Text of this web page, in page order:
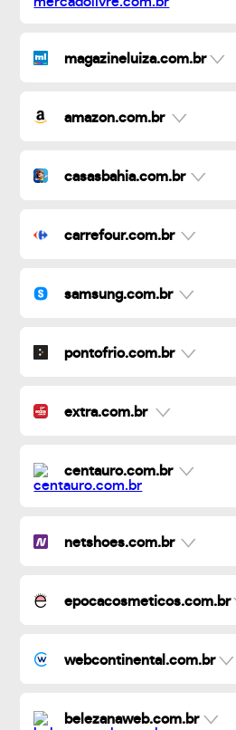
magazineluiza.com.br
amazon.com.br
casasbahia.com.br
carrefour.com.br
samsung.com.br
pontofrio.com.br
extra.com.br
centauro.com.br
netshoes.com.br
epocacosmeticos.com.br
webcontinental.com.br
belezanaweb.com.br